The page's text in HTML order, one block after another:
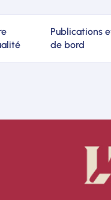
Publications
de bord